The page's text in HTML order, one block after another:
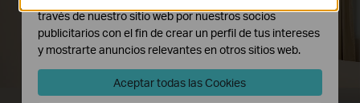
través de nuestro sitio web por nuestros socios
publicitarios con el fin de crear un perfil de tus intereses
y mostrarte anuncios relevantes en otros sitios web.
Aceptar todas las Cookies